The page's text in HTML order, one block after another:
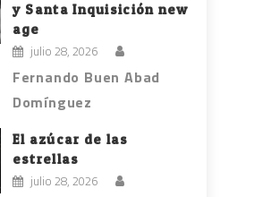
y Santa Inquisición new
age
julio 28, 2026
Fernando Buen Abad
Domínguez
El azúcar de las
estrellas
julio 28, 2026